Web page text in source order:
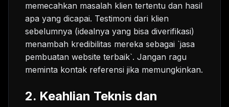
memecahkan masalah klien tertentu dan hasil
apa yang dicapai. Testimoni dari klien
sebelumnya (idealnya yang bisa diverifikasi)
menambah kredibilitas mereka sebagai `jasa
pembuatan website terbaik`. Jangan ragu
meminta kontak referensi jika memungkinkan.
2. Keahlian Teknis dan